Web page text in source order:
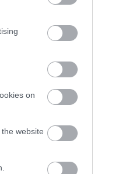
on
website